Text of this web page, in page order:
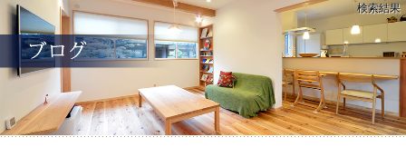
検索結果